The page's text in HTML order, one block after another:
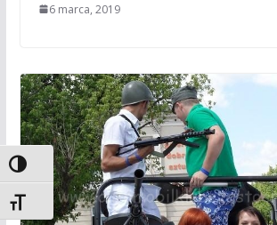
Toggle High Contrast
Toggle Font size
6 marca, 2019